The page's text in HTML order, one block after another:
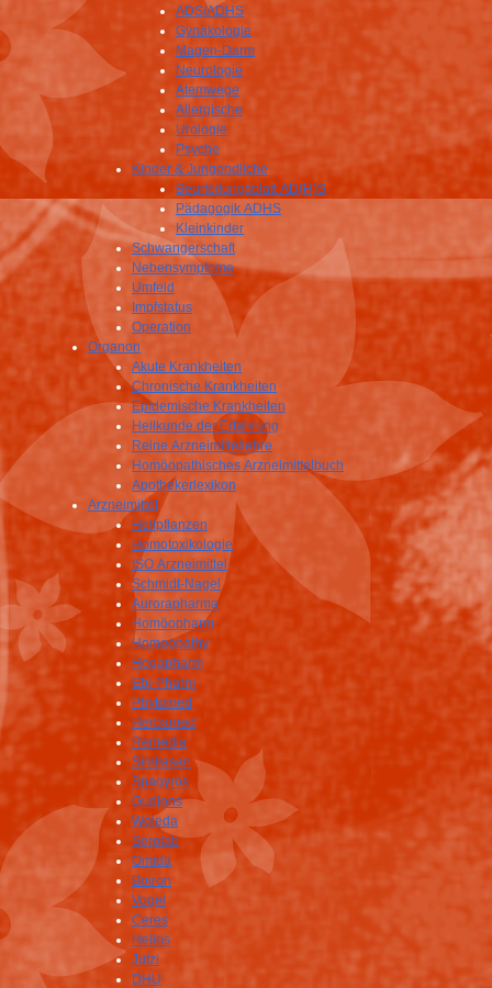
ADS/ADHS
Gynäkologie
Magen-Darm
Neurologie
Atemwege
Allergische
Urologie
Psyche
Kinder & Jungendliche
Beurteilungsblatt AD(H)S
Pädagogik ADHS
Kleinkinder
Schwangerschaft
Nebensymptome
Umfeld
Impfstatus
Operation
Organon
Akute Krankheiten
Chronische Krankheiten
Epidemische Krankheiten
Heilkunde der Erfahrung
Reine Arzneimittellehre
Homöopathisches Arzneimittelbuch
Apothekerlexikon
Arzneimittel
Heilpflanzen
Homotoxikologie
ISO Arzneimittel
Schmidt-Nagel
Aurorapharma
Homöopharm
Homeopathy
Hogapharm
Ebi-Pharm
Phytomed
Herbamed
Remedia
Similasan
Spagyros
Gudjons
Weleda
Serolab
Omida
Boiron
Vogel
Ceres
Helios
Jutzi
DHU